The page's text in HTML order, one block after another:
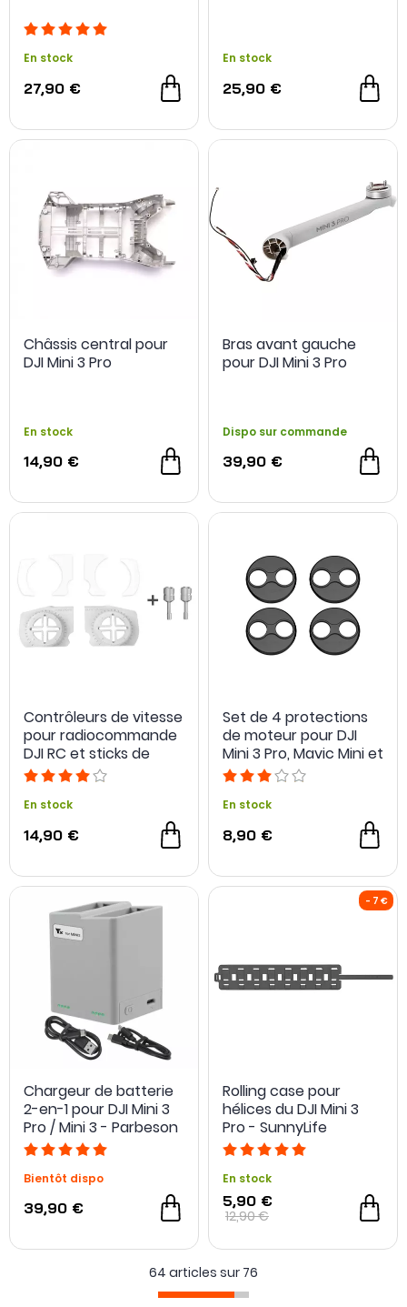
En stock
27,90 €
En stock
25,90 €
Châssis central pour
DJI Mini 3 Pro
En stock
14,90 €
Bras avant gauche
pour DJI Mini 3 Pro
Dispo sur commande
39,90 €
Contrôleurs de vitesse
pour radiocommande
DJI RC et sticks de
contrôle en titane -
En stock
14,90 €
Set de 4 protections
de moteur pour DJI
Mini 3 Pro, Mavic Mini et
Mini SE - Sunnylife
En stock
8,90 €
Chargeur de batterie
2-en-1 pour DJI Mini 3
Pro / Mini 3 - Parbeson
Bientôt dispo
39,90 €
Rolling case pour
hélices du DJI Mini 3
Pro - SunnyLife
En stock
5,90 €
12,90 €
64 articles sur 76